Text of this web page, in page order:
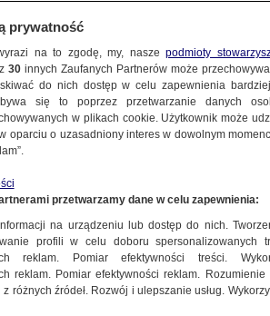
się zaskoczyć dużą część
prywatność
na to zgodę, my, naszepodmioty
30 innych Zaufanych Partnerów może
do nich dostęp w celu zapewnienia
się to poprzez przetwarzanie danych
w plikach cookie. Użytkownik może
oparciu o uzasadniony interes w dowolnym
przetwarzamy dane w celu zapewnienia:
na urządzeniu lub dostęp do nich.
profili w celu doboru spersonalizowanych
reklam. Pomiar efektywności treści.
reklam. Pomiar efektywności reklam.
różnych źródeł. Rozwój i ulepszanie usług.